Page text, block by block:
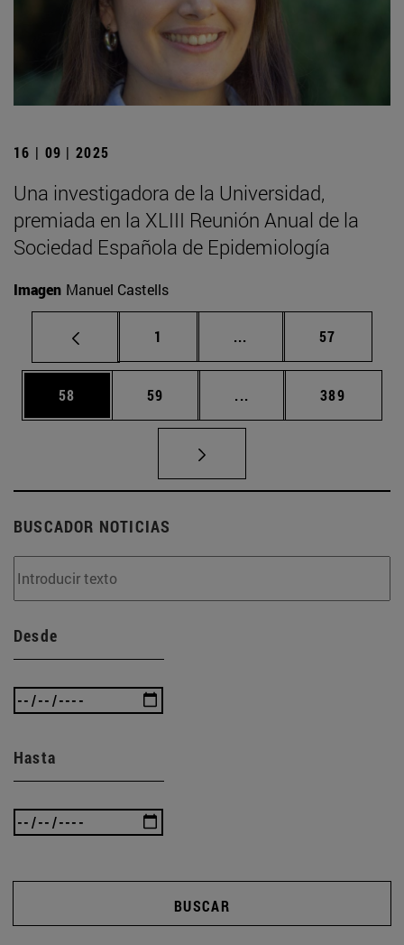
16 | 09 | 2025
Una investigadora de la Universidad,
premiada en la XLIII Reunión Anual de la
Sociedad Española de Epidemiología
Imagen Manuel Castells
Página
1 ... Páginas intermedias
Página
57
Página
58 Página
59 ... Páginas intermedias
Página
389
BUSCADOR NOTICIAS
Desde
Hasta
BUSCAR